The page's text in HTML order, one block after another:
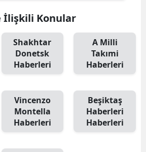
İlişkili Konular
Shakhtar
Donetsk
Haberleri
A Milli
Takımi
Haberleri
Vincenzo
Montella
Haberleri
Beşiktaş
Haberleri
Haberleri